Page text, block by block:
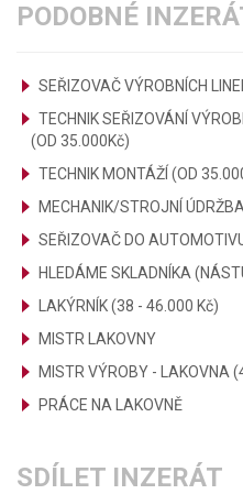
PODOBNÉ
SEŘIZOVAČ VÝROBNÍCH
TECHNIK SEŘIZOVÁNÍ
(OD 35.000Kč)
TECHNIK MONTÁŽÍ (OD
MECHANIK/STROJNÍ
SEŘIZOVAČ DO
HLEDÁME SKLADNÍKA
LAKÝRNÍK (38 - 46.000 Kč)
MISTR LAKOVNY
MISTR VÝROBY - LAKOVNA
PRÁCE NA LAKOVNĚ
SDÍLET INZERÁT